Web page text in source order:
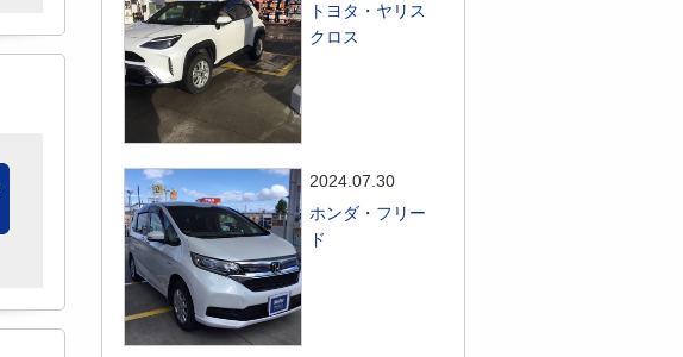
トヨタ・ヤリス
クロス
2024.07.30
ホンダ・フリー
ド